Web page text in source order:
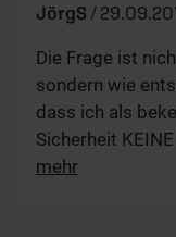
JörgS /
Die Frage ist
sondern wie
dass ich als
Sicherheit
mehr